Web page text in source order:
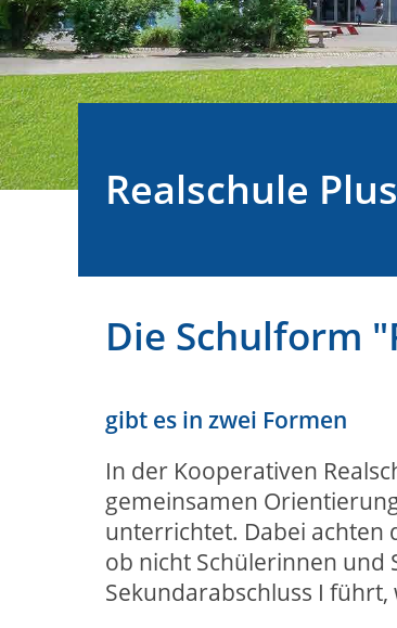
Realschule Plus
Die Schulform
gibt es in zwei Formen
In der Kooperativen
gemeinsamen
unterrichtet. Dabei achten
ob nicht Schülerinnen und
Sekundarabschluss I